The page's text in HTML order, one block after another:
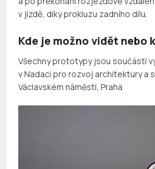
v jízdě, díky prokluzu zadního dílu.
Kde je možno vidět nebo
Všechny prototypy jsou součástí
v Nadaci pro rozvoj architektury a
Václavském náměstí, Praha